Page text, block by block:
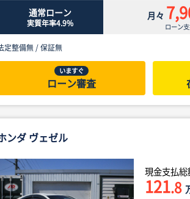
通常ローン
実質年率4.9%
月々
ローン
定整備無 /保証無
いますぐ
ローン審査
ンダ ヴェゼル
現金支払総
121.8